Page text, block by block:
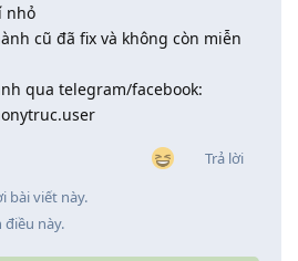
nhỏ
cũ đã fix và không còn miễn
qua telegram/facebook:
Trả lời
bài viết này.
điều này.